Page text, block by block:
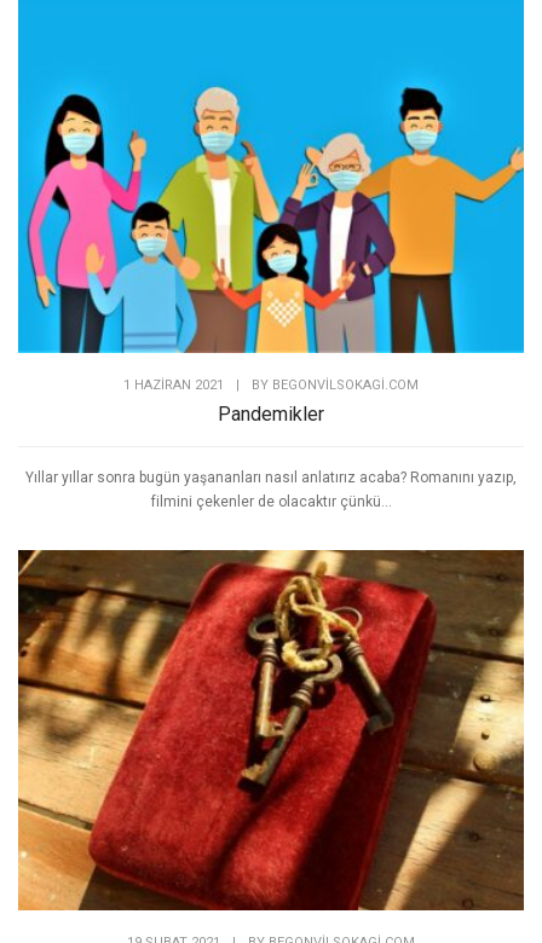
1 HAZIRAN 2021 | BY BEGONVILSOKAGI.COM
Pandemikler
Yıllar yıllar sonra bugün yaşananları nasıl anlatırız acaba? Romanını yazıp,
filmini çekenler de olacaktır çünkü...